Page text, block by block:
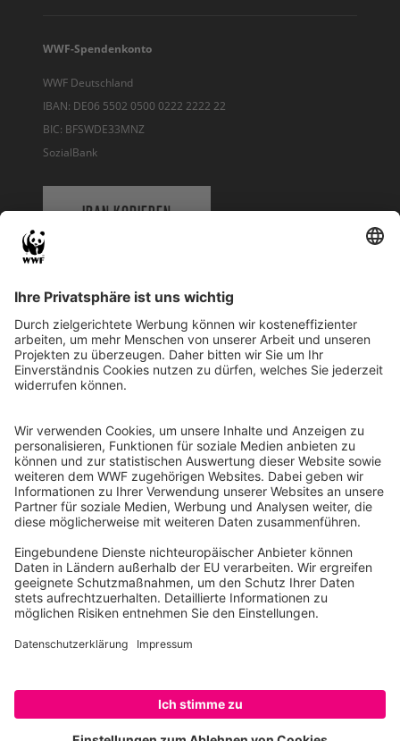
WWF-Spendenkonto
WWF Deutschland
IBAN: DE06 5502 0500 0222 2222 22
BIC: BFSWDE33MNZ
SozialBank
IBAN KOPIEREN
WWF Deutschland
Reinhardtstr. 18
10117 Berlin
Ihre Spende kann steuerlich geltend gemacht werden
Registriert als Stiftung WWF Deutschland, Senatsverwaltung für
Justiz Berlin, Az: 3416/976/2
Umsatzsteuer-Identifikationsnummer: DE 114236103
Freistellungsbescheid: Als gemeinnützige Körperschaft befreit
von der Körperschaftssteuer gem. §5 I 9 KStg. unter der
Steuernummer 27/641/09321